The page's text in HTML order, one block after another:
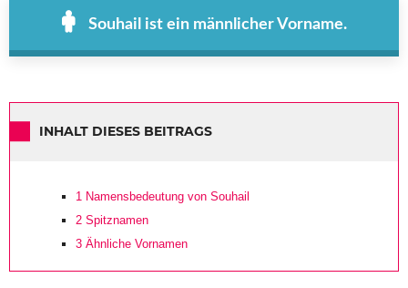
Souhail ist ein männlicher Vorname.
INHALT DIESES BEITRAGS
1 Namensbedeutung von Souhail
2 Spitznamen
3 Ähnliche Vornamen